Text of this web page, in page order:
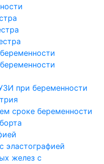
при беременности
сроке беременности
эластографией
желез с